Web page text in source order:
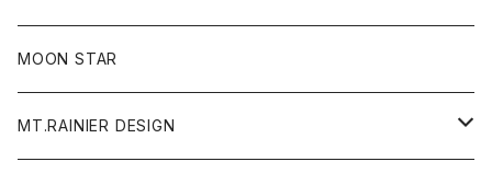
フリース
ジャケット
ニット
パンツ
帽子
MOON STAR
MT.RAINIER DESIGN